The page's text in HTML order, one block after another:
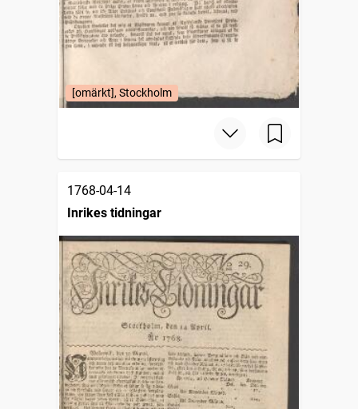
[omärkt], Stockholm
1768-04-14
Inrikes tidningar